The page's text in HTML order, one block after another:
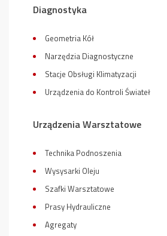
Diagnostyka
Geometria Kół
Narzędzia Diagnostyczne
Stacje Obsługi Klimatyzacji
Urządzenia do Kontroli Świateł
Urządzenia Warsztatowe
Technika Podnoszenia
Wysysarki Oleju
Szafki Warsztatowe
Prasy Hydrauliczne
Agregaty